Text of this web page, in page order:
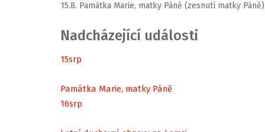
15.8. Památka Marie, matky Páně (zesnutí matky Páně).
Nadcházející události
15srp
Památka Marie, matky Páně
16srp